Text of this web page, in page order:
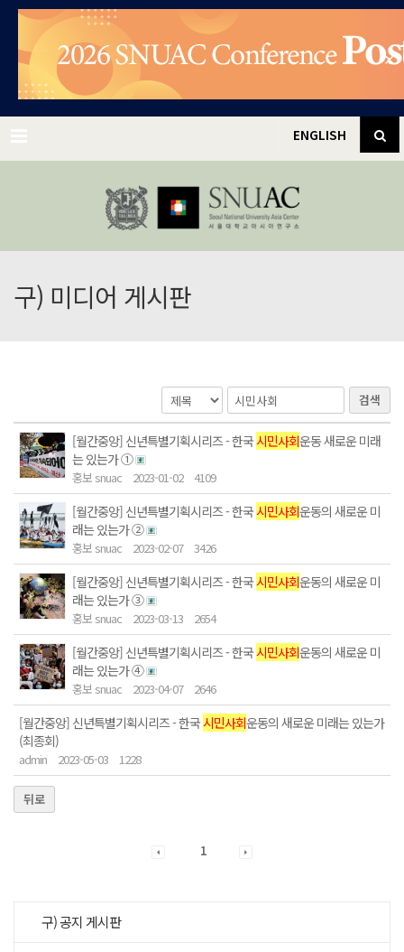
✕
ENGLISH
구) 미디어 게시판
검색
[월간중앙] 신년특별기획시리즈 - 한국시민사회운동 새로운 미래
는 있는가 ①
홍보 snuac 2023-01-02 4109
[월간중앙] 신년특별기획시리즈 - 한국시민사회운동의 새로운 미
래는 있는가 ②
홍보 snuac 2023-02-07 3426
[월간중앙] 신년특별기획시리즈 - 한국시민사회운동의 새로운 미
래는 있는가 ③
홍보 snuac 2023-03-13 2654
[월간중앙] 신년특별기획시리즈 - 한국시민사회운동의 새로운 미
래는 있는가 ④
홍보 snuac 2023-04-07 2646
[월간중앙] 신년특별기획시리즈 - 한국시민사회운동의 새로운 미래는 있는가
(최종회)
admin 2023-05-03 1228
뒤로
1
구) 공지 게시판